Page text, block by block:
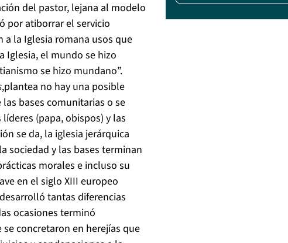
del pastor, lejana al modelo
por atiborrar el servicio
la Iglesia romana usos que
Iglesia, el mundo se hizo
se hizo mundano”.
,plantea no hay una posible
bases comunitarias o se
(papa, obispos) y las
se da, la iglesia jerárquica
sociedad y las bases terminan
morales e incluso su
en el siglo XIII europeo
tantas diferencias
ocasiones terminó
concretaron en herejías que